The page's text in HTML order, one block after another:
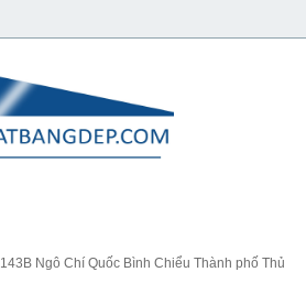
143B Ngô Chí Quốc Bình Chiểu Thành phố Thủ